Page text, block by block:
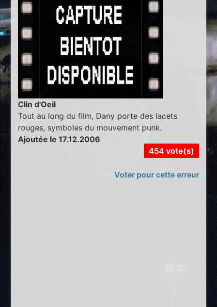
Clin d'Oeil
Tout au long du film, Dany porte des lacets
rouges, symboles du mouvement punk.
Ajoutée le 17.12.2006
454 vote(s)
Voter pour cette erreur